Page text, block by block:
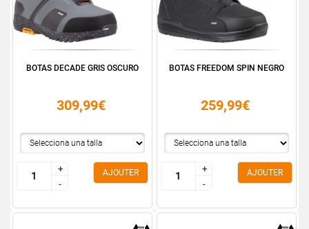
BOTAS DECADE GRIS OSCURO
309,99€
+
-
+
-
AJOUTER
BOTAS FREEDOM SPIN NEGRO
259,99€
+
-
+
-
AJOUTER